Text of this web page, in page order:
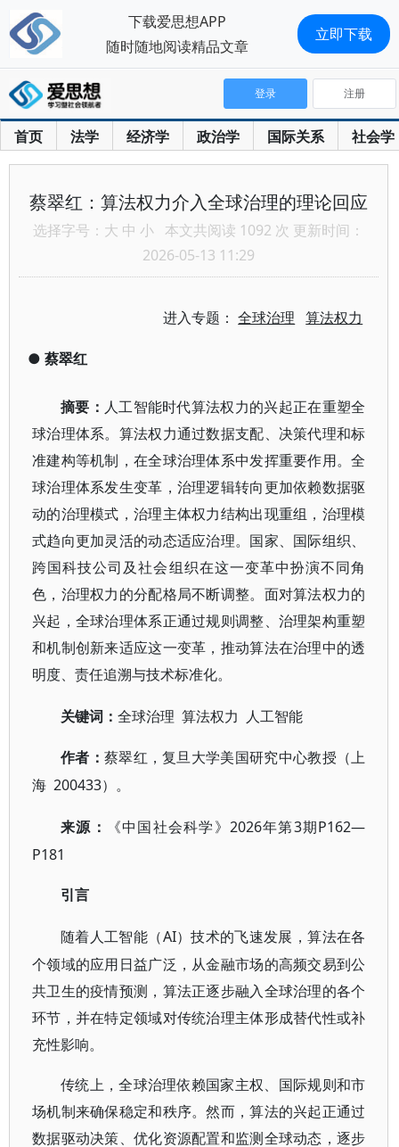
首页 法学 经济学 政治学 国际关系 社会学
登录 注册
蔡翠红：算法权力介入全球治理的理论回应
选择字号： 大 中 小 本文共阅读 1092 次 更新时间：
2026-05-13 11:29
进入专题：全球治理 算法权力
● 蔡翠红
摘要： 人工智能时代算法权力的兴起正在重塑全
球治理体系。算法权力通过数据支配、决策代理和标
准建构等机制，在全球治理体系中发挥重要作用。全
球治理体系发生变革，治理逻辑转向更加依赖数据驱
动的治理模式，治理主体权力结构出现重组，治理模
式趋向更加灵活的动态适应治理。国家、国际组织、
跨国科技公司及社会组织在这一变革中扮演不同角
色，治理权力的分配格局不断调整。面对算法权力的
兴起，全球治理体系正通过规则调整、治理架构重塑
和机制创新来适应这一变革，推动算法在治理中的透
明度、责任追溯与技术标准化。
关键词： 全球治理 算法权力 人工智能
作者 ： 蔡翠红，复旦大学美国研究中心教授（上
海 200433）。
来源： 《中国社会科学》 2026年第3期P162—
P181
引言
随着人工智能（AI）技术的飞速发展，算法在各
个领域的应用日益广泛，从金融市场的高频交易到公
共卫生的疫情预测，算法正逐步融入全球治理的各个
环节，并在特定领域对传统治理主体形成替代性或补
充性影响。
传统上，全球治理依赖国家主权、国际规则和市
场机制来确保稳定和秩序。然而，算法的兴起正通过
数据驱动决策、优化资源配置和监测全球动态，逐步
下载爱思想APP
随时随地阅读精品文章
立即下载